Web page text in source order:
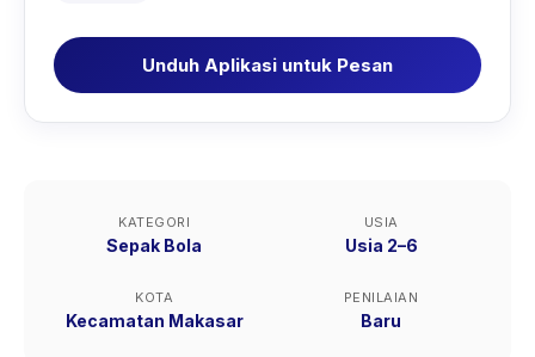
Unduh Aplikasi untuk Pesan
KATEGORI
Sepak Bola
USIA
Usia 2–6
KOTA
Kecamatan Makasar
PENILAIAN
Baru